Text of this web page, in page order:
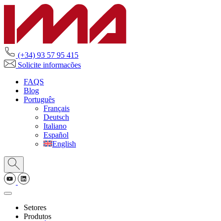
(+34) 93 57 95 415
Solicite informacões
FAQS
Blog
Português
Français
Deutsch
Italiano
Español
English
Setores
Produtos